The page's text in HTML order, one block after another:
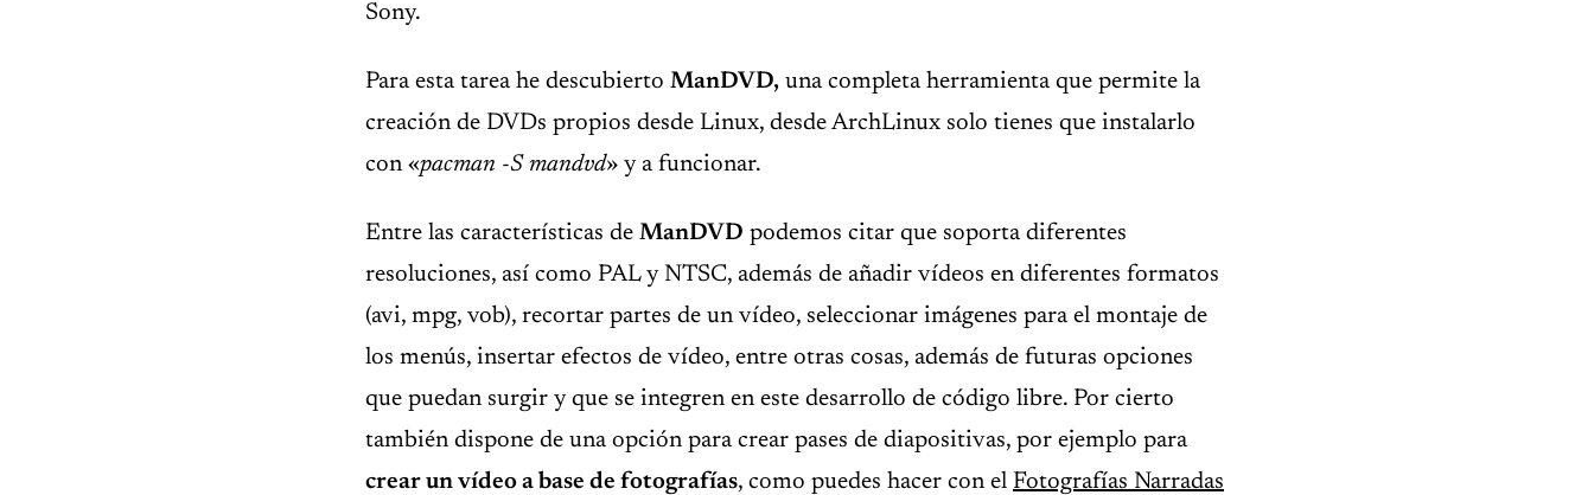
Sony.
Para esta tarea he descubierto ManDVD, una completa herramienta que permite la
creación de DVDs propios desde Linux, desde ArchLinux solo tienes que instalarlo
con «pacman -S mandvd» y a funcionar.
Entre las características de ManDVD podemos citar que soporta diferentes
resoluciones, así como PAL y NTSC, además de añadir vídeos en diferentes formatos
(avi, mpg, vob), recortar partes de un vídeo, seleccionar imágenes para el montaje de
los menús, insertar efectos de vídeo, entre otras cosas, además de futuras opciones
que puedan surgir y que se integren en este desarrollo de código libre. Por cierto
también dispone de una opción para crear pases de diapositivas, por ejemplo para
crear un vídeo a base de fotografías, como puedes hacer con el Fotografías Narradas